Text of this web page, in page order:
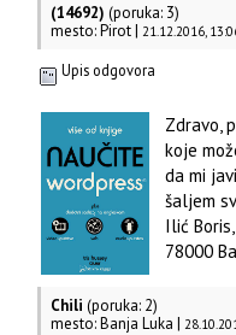
(14692) (poruka: 3)
mesto: Pirot |21.12.2016,
Upis odgovora
Zdravo,
koje
da mi
šaljem
Ilić
78000
Chili (poruka: 2)
mesto: Banja Luka |